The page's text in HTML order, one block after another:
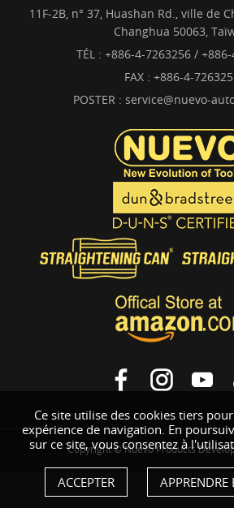
Ce site utilise des cookies tiers
expérience de navigation. En
sur ce site, vous consentez à
ACCEPTER APPRENDRE
11F-2B, n° 37, Huashan Rd., ville de
Changhua 50063,
TÉL : +886-4-7263256 /
FAX : +886-4-
POSTER : service@nuevo-
Copyright © Nuevo Products